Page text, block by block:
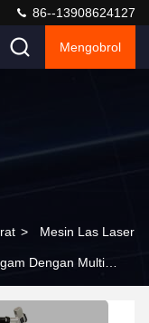
86--13908624127
Mengobrol
> Mesin Las Laser
Dengan Multi